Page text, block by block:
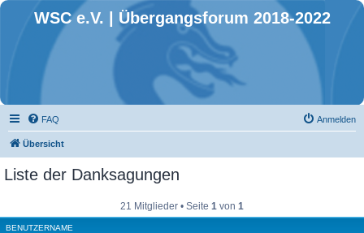
WSC e.V. | Übergangsforum 2018-2022
FAQ Anmelden
Übersicht
Liste der Danksagungen
21 Mitglieder • Seite 1 von 1
BENUTZERNAME